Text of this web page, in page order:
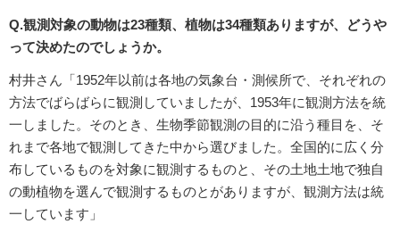
Q.観測対象の動物は23種類、植物は34種類ありますが、どうや
って決めたのでしょうか。
村井さん「1952年以前は各地の気象台・測候所で、それぞれの
方法でばらばらに観測していましたが、1953年に観測方法を統
一しました。そのとき、生物季節観測の目的に沿う種目を、そ
れまで各地で観測してきた中から選びました。全国的に広く分
布しているものを対象に観測するものと、その土地土地で独自
の動植物を選んで観測するものとがありますが、観測方法は統
一しています」